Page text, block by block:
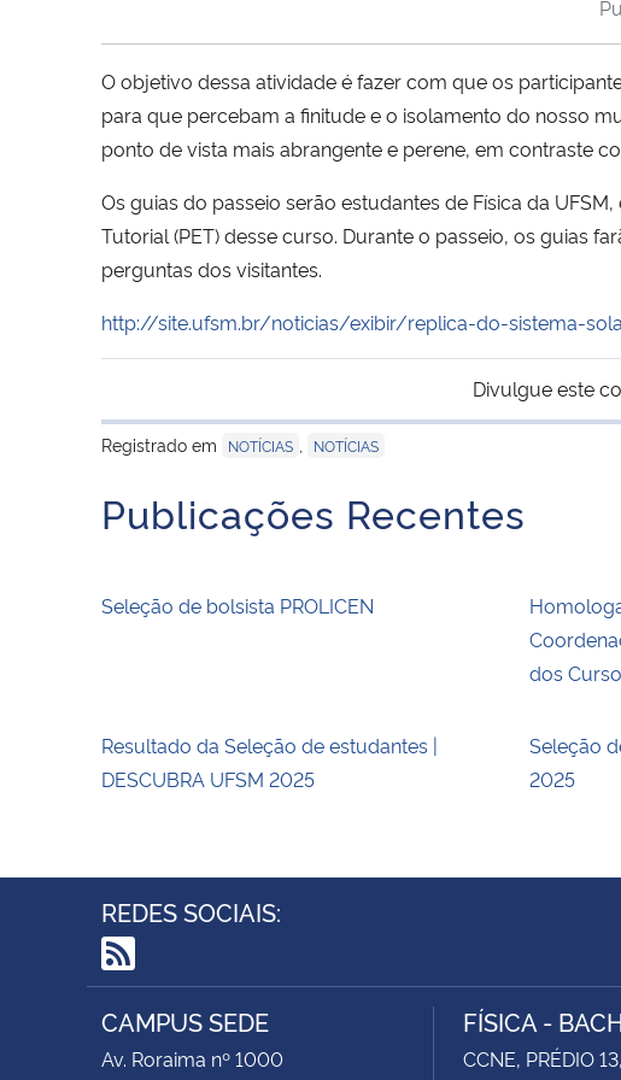
O objetivo dessa atividade é fazer com que os
para que percebam a finitude e o isolamento do nosso
ponto de vista mais abrangente e perene, em contraste
Os guias do passeio serão estudantes de Física da
Tutorial (PET) desse curso. Durante o passeio, os guias
perguntas dos visitantes.
http://site.ufsm.br/noticias/exibir/replica-do-sistema-
Divulgue este
Registrado em
NOTÍCIAS NOTÍCIAS
Publicações Recentes
Seleção de bolsista PROLICEN
dos
Resultado da Seleção de estudantes |
DESCUBRA UFSM 2025
Seleção
2025
REDES SOCIAIS:
RSS
CAMPUS SEDE
Av. Roraima nº 1000
FÍSICA -
CCNE, PRÉDIO